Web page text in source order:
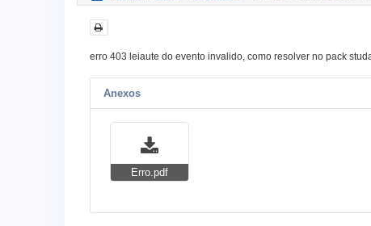
erro 403 leiaute do evento invalido, como resolver no pack
Anexos
Erro.pdf